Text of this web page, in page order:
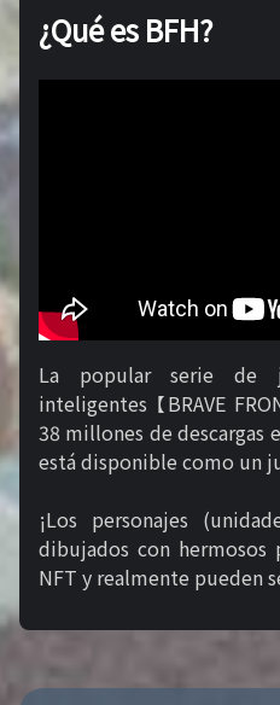
¿Qué es BFH?
La popular serie de
inteligentes 【BRAVE
38 millones de descargas
está disponible como un
¡Los personajes
dibujados con
NFT y realmente pueden